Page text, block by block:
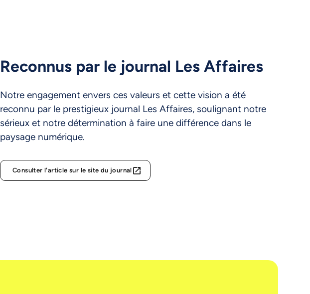
Reconnus par le journal Les Affaires
Notre engagement envers ces valeurs et cette vision a été
reconnu par le prestigieux journal Les Affaires, soulignant notre
sérieux et notre détermination à faire une différence dans le
paysage numérique.
Consulter l'article sur le site du journal